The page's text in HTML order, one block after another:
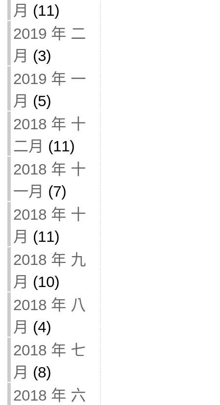
月 (11)
2019 年 二
月 (3)
2019 年 一
月 (5)
2018 年 十
二月 (11)
2018 年 十
一月 (7)
2018 年 十
月 (11)
2018 年 九
月 (10)
2018 年 八
月 (4)
2018 年 七
月 (8)
2018 年 六